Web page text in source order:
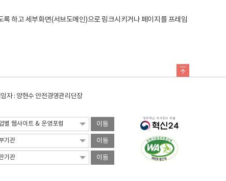
하고 세부화면(서브도메인)으로 링크시키거나 페이지를 프레임
자 : 양현수 안전경영관리단장
이동
이동
이동